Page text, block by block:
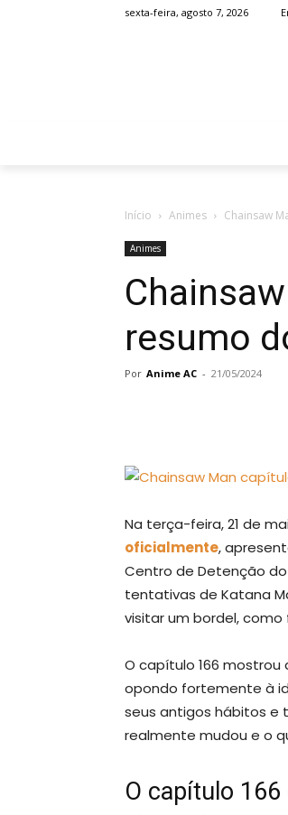
sexta-feira, agosto 7, 2026
Início Animes Chainsaw
Animes
resumo
Por Anime AC - 21/05/2024
Na terça-feira, 21 de
oficialmente,
Centro de Detenção
tentativas de Katana
visitar um bordel,
O capítulo 166
opondo fortemente à
seus antigos hábitos e
realmente mudou e o
O capítulo